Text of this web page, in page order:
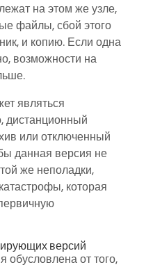
на этом же узле,
файлы, сбой этого
и копию. Если одна
возможности на
являться
дистанционный
или отключенный
данная версия не
же неполадки,
которая
версий
обусловлена от того,